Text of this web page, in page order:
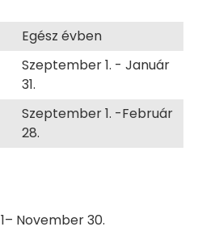
Egész évben
Szeptember 1. - Január
31.
Szeptember 1. -Február
28.
November 30.